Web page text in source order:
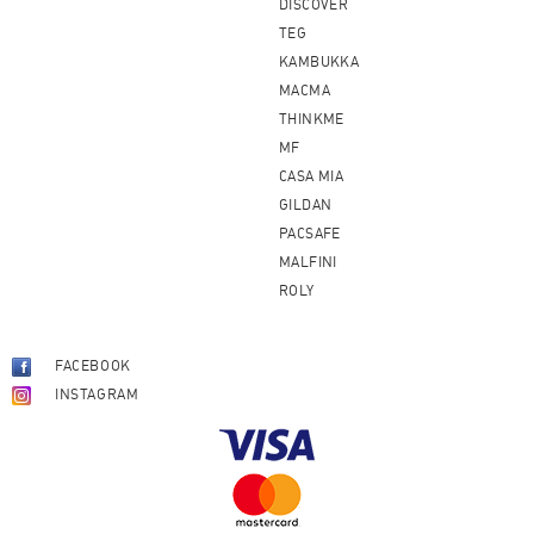
DISCOVER
TEG
KAMBUKKA
MACMA
THINKME
MF
CASA MIA
GILDAN
PACSAFE
MALFINI
ROLY
FACEBOOK
INSTAGRAM